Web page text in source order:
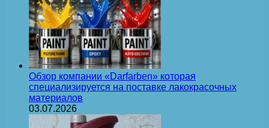
Обзор компании «Darfarben» которая
специализируется на поставке лакокрасочных
материалов
03.07.2026